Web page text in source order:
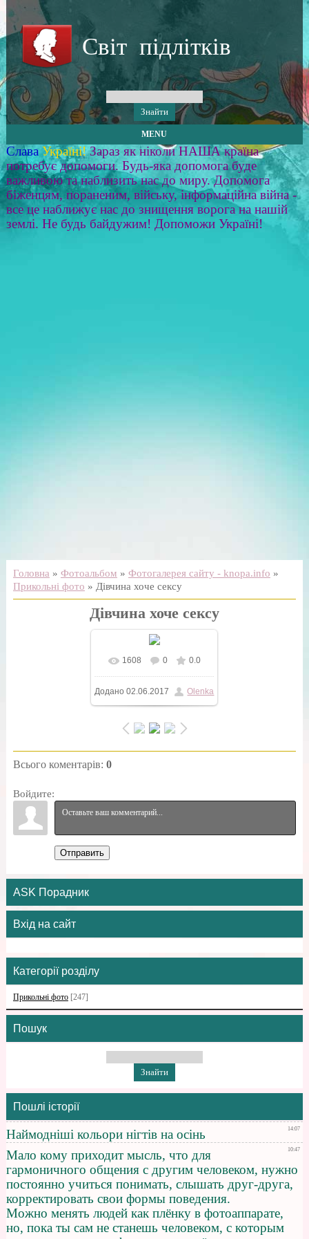
Світ підлітків
MENU
Слава Україні! Зараз як ніколи НАША країна
потребує допомоги. Будь-яка допомога буде
важливою та наблизить нас до миру. Допомога
біженцям, пораненим, війську, інформаційна війна -
все це наближує нас до знищення ворога на нашій
землі. Не будь байдужим! Допоможи Україні!
Головна » Фотоальбом » Фотогалерея сайту - knopa.info »
Прикольні фото » Дівчина хоче сексу
Дівчина хоче сексу
У реальному розмірі
1080x720/ 128.2Kb
1608 0 0.0
Додано 02.06.2017 Olenka
Всього коментарів: 0
Войдите:
Отправить
ASK Порадник
Вхід на сайт
Категорії розділу
Прикольні фото [247]
Пошук
Пошлі історії